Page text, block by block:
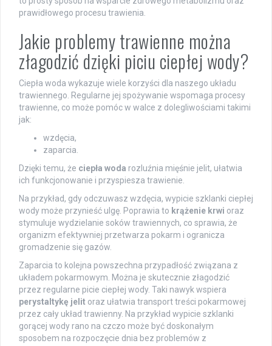
prawidłowego procesu trawienia.
Jakie problemy trawienne można
złagodzić dzięki piciu ciepłej wody?
Ciepła woda wykazuje wiele korzyści dla naszego układu
trawiennego. Regularne jej spożywanie wspomaga procesy
trawienne, co może pomóc w walce z dolegliwościami takimi
jak:
wzdęcia,
zaparcia.
Dzięki temu, że ciepła woda rozluźnia mięśnie jelit, ułatwia
ich funkcjonowanie i przyspiesza trawienie.
Na przykład, gdy odczuwasz wzdęcia, wypicie szklanki ciepłej
wody może przynieść ulgę. Poprawia to krążenie krwi oraz
stymuluje wydzielanie soków trawiennych, co sprawia, że
organizm efektywniej przetwarza pokarm i ogranicza
gromadzenie się gazów.
Zaparcia to kolejna powszechna przypadłość związana z
układem pokarmowym. Można je skutecznie złagodzić
przez regularne picie ciepłej wody. Taki nawyk wspiera
perystaltykę jelit oraz ułatwia transport treści pokarmowej
przez cały układ trawienny. Na przykład wypicie szklanki
gorącej wody rano na czczo może być doskonałym
sposobem na rozpoczęcie dnia bez problemów z